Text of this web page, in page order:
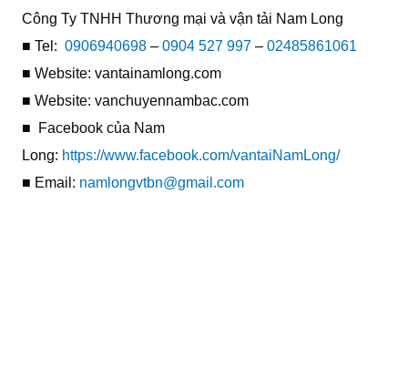
Công Ty TNHH Thương mại và vận tải Nam Long
■ Tel: 0906940698 – 0904 527 997 – 02485861061
■ Website: vantainamlong.com
■ Website: vanchuyennambac.com
■ Facebook của Nam
Long: https://www.facebook.com/vantaiNamLong/
■ Email: namlongvtbn@gmail.com